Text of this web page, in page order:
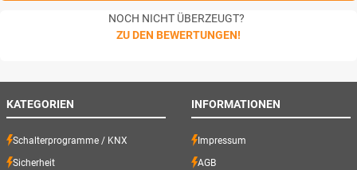
NOCH NICHT ÜBERZEUGT?
ZU DEN BEWERTUNGEN!
KATEGORIEN
Schalterprogramme / KNX
Sicherheit
INFORMATIONEN
Impressum
AGB